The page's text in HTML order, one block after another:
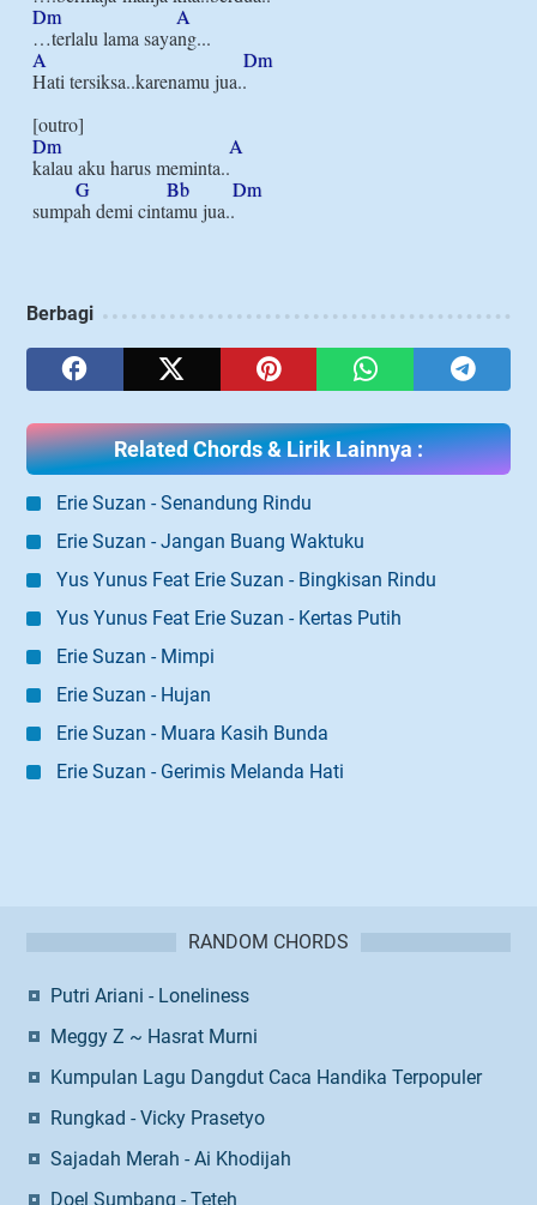
Dm
A
A
Dm
Hati tersiksa..karenamu jua..
Dm
A
kalau aku harus meminta..
G
Bb
Dm
Berbagi
Related Chords & Lirik Lainnya :
Erie Suzan - Senandung Rindu
Erie Suzan - Jangan Buang Waktuku
Yus Yunus Feat Erie Suzan - Bingkisan Rindu
Yus Yunus Feat Erie Suzan - Kertas Putih
Erie Suzan - Mimpi
Erie Suzan - Hujan
Erie Suzan - Muara Kasih Bunda
Erie Suzan - Gerimis Melanda Hati
RANDOM CHORDS
Putri Ariani - Loneliness
Meggy Z ~ Hasrat Murni
Kumpulan Lagu Dangdut Caca Handika Terpopuler
Rungkad - Vicky Prasetyo
Sajadah Merah - Ai Khodijah
Doel Sumbang - Teteh